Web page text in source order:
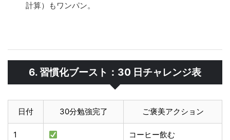
計算）もワンパン。
6. 習慣化ブースト：30 日チャレンジ表
日付 30分勉強完了 ご褒美アクション
1 コーヒー飲む